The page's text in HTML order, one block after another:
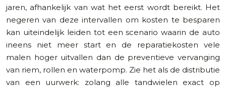
jaren, afhankelijk van wat het eerst wordt bereikt. Het
negeren van deze intervallen om kosten te besparen
kan uiteindelijk leiden tot een scenario waarin de auto
ineens niet meer start en de reparatiekosten vele
malen hoger uitvallen dan de preventieve vervanging
van riem, rollen en waterpomp. Zie het als de distributie
van een uurwerk: zolang alle tandwielen exact op